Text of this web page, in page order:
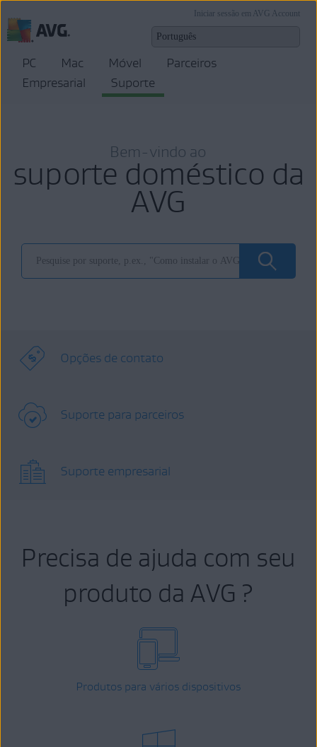
Iniciar sessão em AVG Account
PC Mac Móvel
Parceiros
Empresarial
Suporte
Bem-vindo ao
suporte doméstico da
AVG
Opções de contato
Suporte para parceiros
Suporte empresarial
Precisa de ajuda com seu
produto da AVG ?
Produtos para vários dispositivos